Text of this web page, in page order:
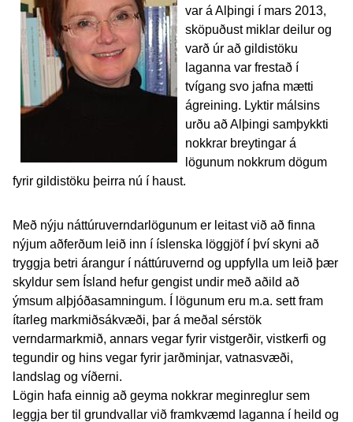
var á Alþingi í mars 2013,
sköpuðust miklar deilur og
varð úr að gildistöku
laganna var frestað í
tvígang svo jafna mætti
ágreining. Lyktir málsins
urðu að Alþingi samþykkti
nokkrar breytingar á
lögunum nokkrum dögum
fyrir gildistöku þeirra nú í haust.
Með nýju náttúruverndarlögunum er leitast við að finna
nýjum aðferðum leið inn í íslenska löggjöf í því skyni að
tryggja betri árangur í náttúruvernd og uppfylla um leið þær
skyldur sem Ísland hefur gengist undir með aðild að
ýmsum alþjóðasamningum. Í lögunum eru m.a. sett fram
ítarleg markmiðsákvæði, þar á meðal sérstök
verndarmarkmið, annars vegar fyrir vistgerðir, vistkerfi og
tegundir og hins vegar fyrir jarðminjar, vatnasvæði,
landslag og víðerni.
Lögin hafa einnig að geyma nokkrar meginreglur sem
leggja ber til grundvallar við framkvæmd laganna í heild og